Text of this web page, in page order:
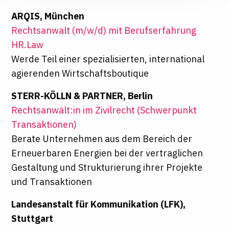
ARQIS, München
Rechtsanwalt (m/​w/​d) mit Berufserfahrung
HR.Law
Werde Teil einer spezialisierten, international
agierenden Wirtschaftsboutique
STERR-KÖLLN & PARTNER, Berlin
Rechtsanwält:in im Zivilrecht (Schwerpunkt
Transaktionen)
Berate Unternehmen aus dem Bereich der
Erneuerbaren Energien bei der vertraglichen
Gestaltung und Strukturierung ihrer Projekte
und Transaktionen
Landesanstalt für Kommunikation (LFK),
Stuttgart